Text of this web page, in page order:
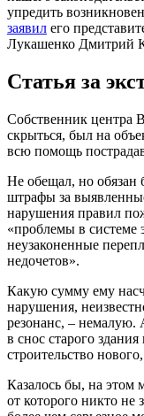
упредить
заявил его
Лукашенко Дмитрий
Статья за
Собственник центра
скрыться, был на
всю помощь
Не обещал, но
штрафы за
нарушения правил
«проблемы в системе
неузаконенные
недочетов».
Какую сумму ему
нарушения,
резонанс, – немалую.
в снос старого
строительство
Казалось бы, на этом
от которого никто не